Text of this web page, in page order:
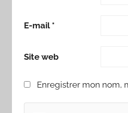
E-mail *
Site web
Enregistrer mon nom,